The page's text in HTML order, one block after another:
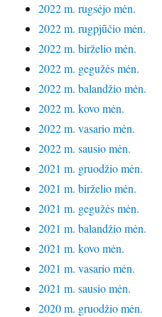
2022 m. rugsėjo mėn.
2022 m. rugpjūčio mėn.
2022 m. birželio mėn.
2022 m. gegužės mėn.
2022 m. balandžio mėn.
2022 m. kovo mėn.
2022 m. vasario mėn.
2022 m. sausio mėn.
2021 m. gruodžio mėn.
2021 m. birželio mėn.
2021 m. gegužės mėn.
2021 m. balandžio mėn.
2021 m. kovo mėn.
2021 m. vasario mėn.
2021 m. sausio mėn.
2020 m. gruodžio mėn.